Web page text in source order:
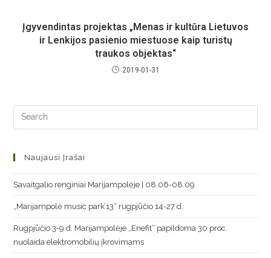
Įgyvendintas projektas „Menas ir kultūra Lietuvos
ir Lenkijos pasienio miestuose kaip turistų
traukos objektas“
2019-01-31
Naujausi Įrašai
Savaitgalio renginiai Marijampolėje | 08.06-08.09
„Marijampolė music park’13“ rugpjūčio 14-27 d.
Rugpjūčio 3-9 d. Marijampolėje „Enefit“ papildoma 30 proc.
nuolaida elektromobilių įkrovimams